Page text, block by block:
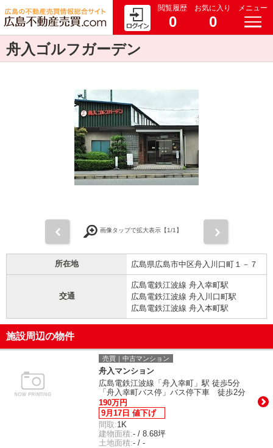
閲覧履歴
0
お気に入り
0
メニュー
舟入ゴルフガーデン
画像タップで拡大表示【1/1】
所在地 広島県広島市中区舟入川口町１－７
交通
広島電鉄江波線 舟入幸町駅
広島電鉄江波線 舟入川口町駅
広島電鉄江波線 舟入本町駅
施設周辺の物件
売買｜中古マンション
舟入マンション
広島電鉄江波線「舟入幸町」駅 徒歩5分
「舟入幸町バス停」バス停下車 徒歩2分
190万円
9月17日 値下げ
間取:1K
建物面積:- / 8.68坪
土地面積:- / -